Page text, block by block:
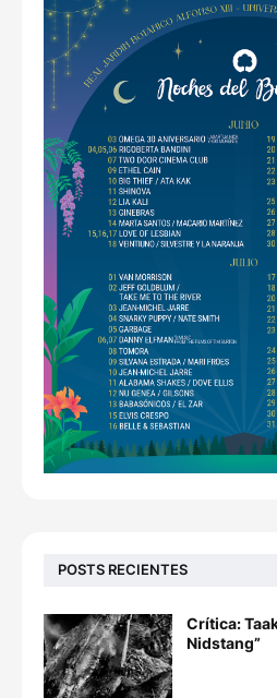
POSTS RECIENTES
Crítica:
Nidstang”